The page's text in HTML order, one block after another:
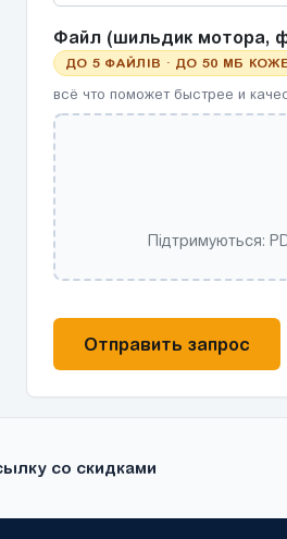
Файл (шильдик мотора,
ДО 5 ФАЙЛІВ · ДО 50 МБ
всё что поможет быстрее и
Підтримуються:
Отправить запрос
со скидками